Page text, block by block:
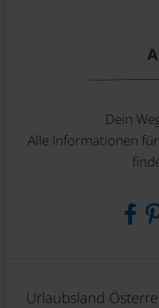
Dein
Alle Informationen
Urlaubsland